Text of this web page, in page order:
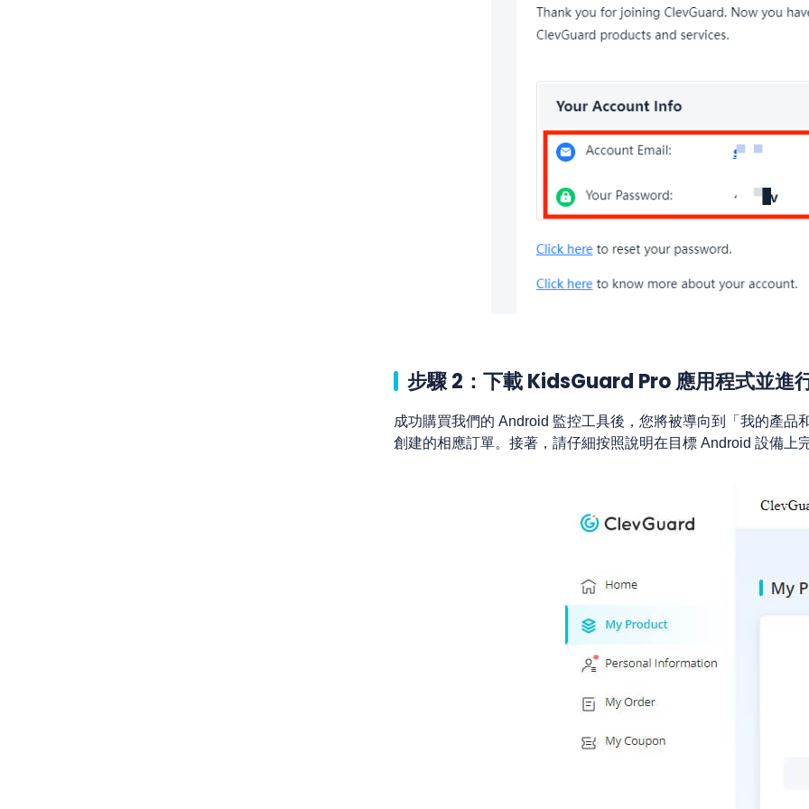
步驟 2：下載 KidsGuard Pro 應用程式並進
成功購買我們的 Android 監控工具後，您將被導向到「我的產
創建的相應訂單。接著，請仔細按照說明在目標 Android 設備上